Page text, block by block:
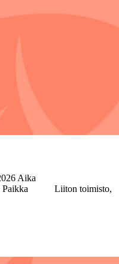
2026 Aika
Paikka Liiton toimisto,